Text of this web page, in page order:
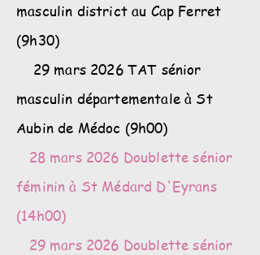
masculin district au Cap Ferret
(9h30)
29 mars 2026 TAT sénior
masculin départementale à St
Aubin de Médoc (9h00)
28 mars 2026 Doublette sénior
féminin à St Médard D'Eyrans
(14h00)
29 mars 2026 Doublette sénior